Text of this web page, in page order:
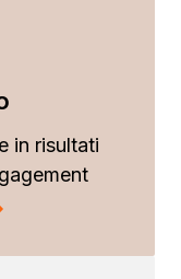
in risultati